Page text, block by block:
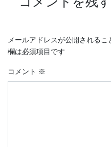
メールアドレスが公開されるこ
欄は必須項目です
コメント ※